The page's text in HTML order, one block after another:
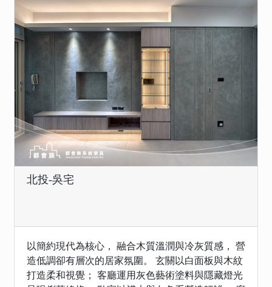
北投-吳宅
以簡約現代為核心， 融合木質溫潤與冷灰質感， 營
造低調卻有層次的居家氛圍。 玄關以白面板與木紋
打造柔和視覺； 客廳運用灰色藝術塗料與隱藏燈光